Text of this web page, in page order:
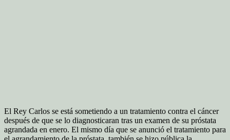
El Rey Carlos se está sometiendo a un tratamiento contra el cáncer
después de que se lo diagnosticaran tras un examen de su próstata
agrandada en enero. El mismo día que se anunció el tratamiento para